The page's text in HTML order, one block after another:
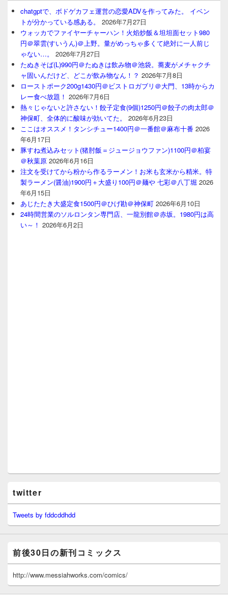
chatgptで、ボドゲカフェ運営の恋愛ADVを作ってみた。 イベン
トが分かっている感ある。
2026年7月27日
ウォッカでファイヤーチャーハン！火焰炒飯＆坦坦面セット980
円＠翠雲(すいうん)＠上野。量がめっちゃ多くて絶対に一人前じ
ゃない…。
2026年7月27日
たぬきそば(L)990円＠たぬきは飲み物＠池袋。蕎麦がメチャクチ
ャ固いんだけど、どこが飲み物なん！？ 2026年7月8日
ローストポーク200g1430円＠ビストロガブリ＠大門、13時からカ
レー食べ放題！ 2026年7月6日
熱々じゃないと許さない！餃子定食(9個)1250円＠餃子の肉太郎＠
神保町、全体的に酸味が効いてた。
2026年6月23日
ここはオススメ！タンシチュー1400円＠一番館＠麻布十番 2026
年6月17日
豚すね煮込みセット(猪肘飯＝ジュージョウファン)1100円＠柏宴
＠秋葉原 2026年6月16日
注文を受けてから粉から作るラーメン！お米も玄米から精米。特
製ラーメン(醤油)1900円＋大盛り100円＠麺や 七彩＠八丁堀 2026
年6月15日
あじたたき大盛定食1500円＠ひげ勘＠神保町 2026年6月10日
24時間営業のソルロンタン専門店、一龍別館＠赤坂。1980円は高
い～！ 2026年6月2日
twitter
Tweets by fddcddhdd
前後30日の新刊コミックス
http://www.messiahworks.com/comics/